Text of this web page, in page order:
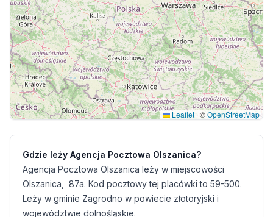
Leaflet | ©OpenStreetMap
Gdzie leży Agencja Pocztowa Olszanica?
Agencja Pocztowa Olszanica leży w miejscowości
Olszanica, 87a. Kod pocztowy tej placówki to 59-500.
Leży w gminie Zagrodno w powiecie złotoryjski i
województwie dolnośląskie.